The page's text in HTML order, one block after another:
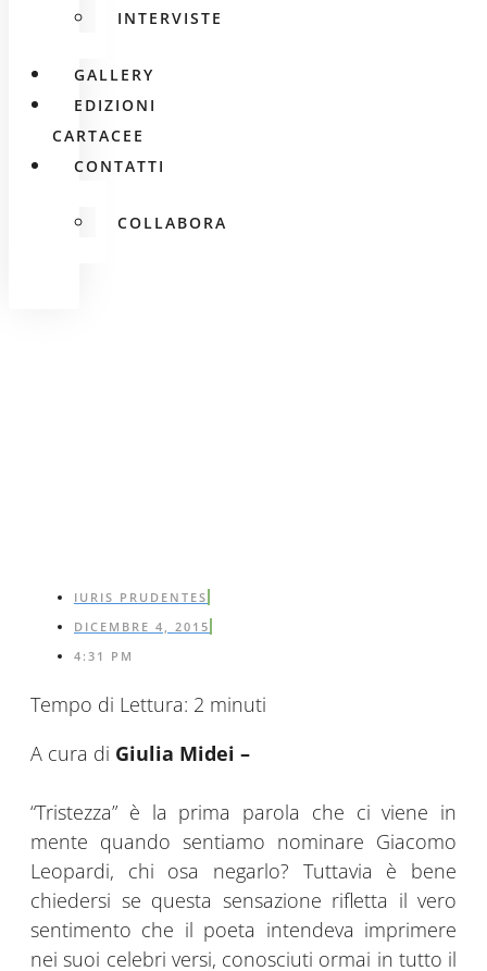
INTERVISTE
GALLERY
EDIZIONI
CARTACEE
CONTATTI
COLLABORA
IURIS PRUDENTES
DICEMBRE 4, 2015
4:31 PM
Tempo di Lettura: 2 minuti
A cura di Giulia Midei –
“Tristezza” è la prima parola che ci viene in
mente quando sentiamo nominare Giacomo
Leopardi, chi osa negarlo? Tuttavia è bene
chiedersi se questa sensazione rifletta il vero
sentimento che il poeta intendeva imprimere
nei suoi celebri versi, conosciuti ormai in tutto il